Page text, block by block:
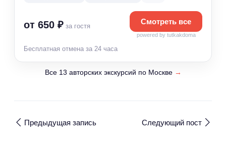
от 650 ₽ за гостя
Смотреть все
powered by tutkakdoma
Бесплатная отмена за 24 часа
Все 13 авторских экскурсий по Москве →
Предыдущая запись Следующий пост